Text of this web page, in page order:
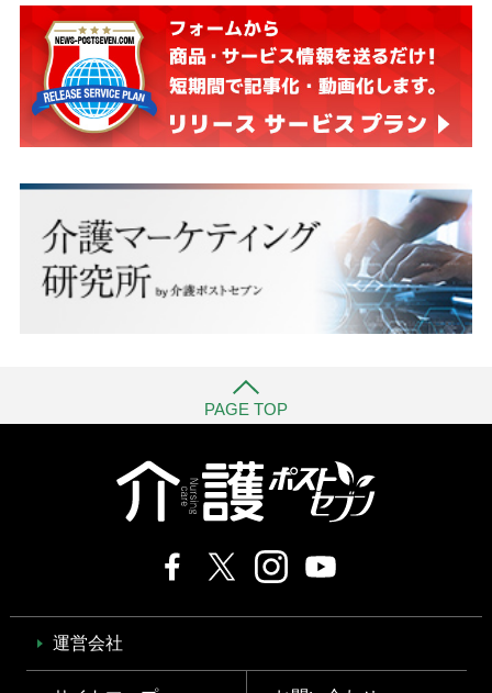
PAGE TOP
運営会社